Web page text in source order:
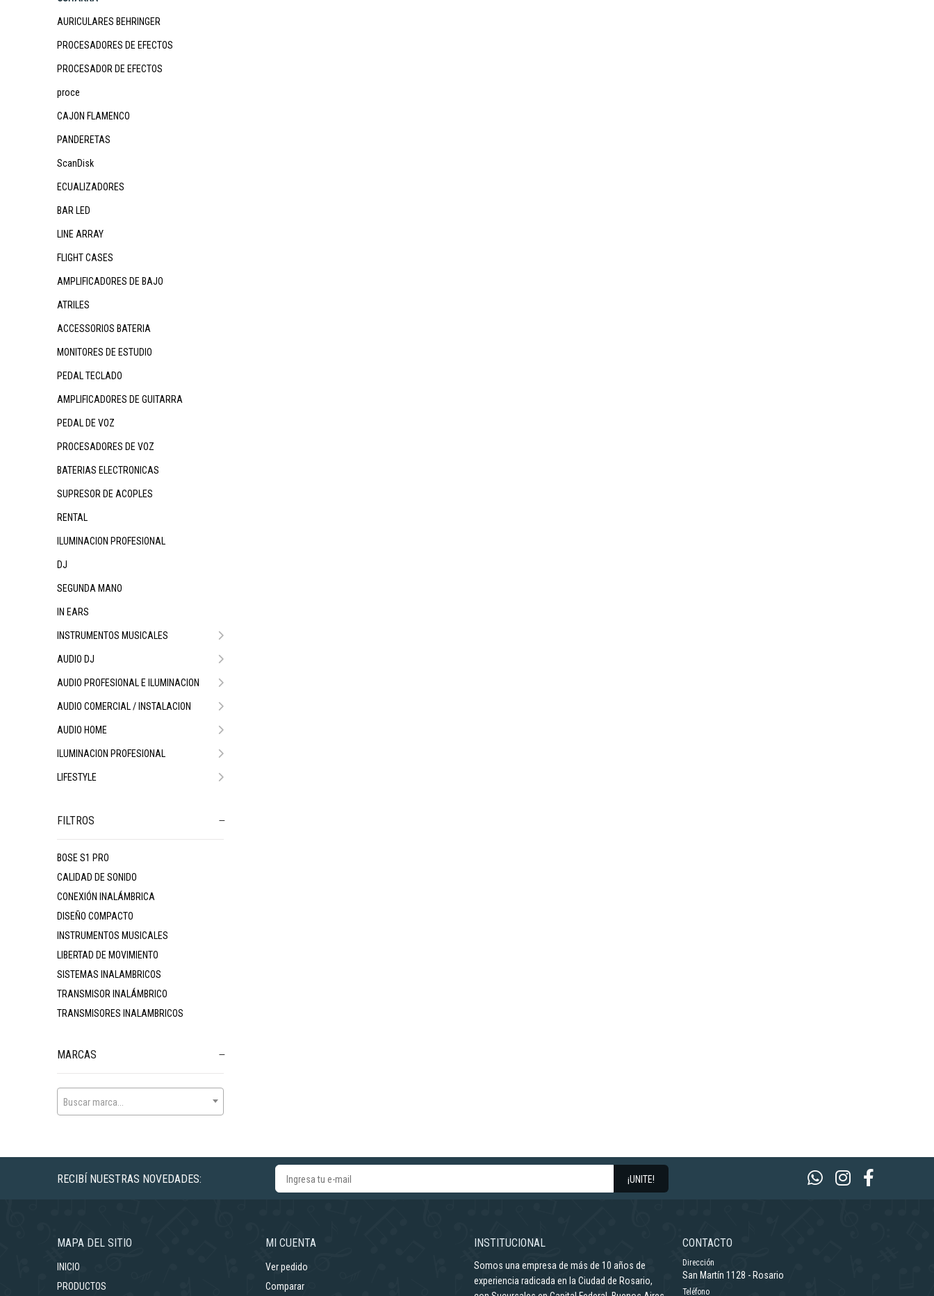
AURICULARES BEHRINGER
PROCESADORES DE EFECTOS
PROCESADOR DE EFECTOS
proce
CAJON FLAMENCO
PANDERETAS
ScanDisk
ECUALIZADORES
BAR LED
LINE ARRAY
FLIGHT CASES
AMPLIFICADORES DE BAJO
ATRILES
ACCESSORIOS BATERIA
MONITORES DE ESTUDIO
PEDAL TECLADO
AMPLIFICADORES DE GUITARRA
PEDAL DE VOZ
PROCESADORES DE VOZ
BATERIAS ELECTRONICAS
SUPRESOR DE ACOPLES
RENTAL
ILUMINACION PROFESIONAL
DJ
SEGUNDA MANO
IN EARS
INSTRUMENTOS MUSICALES
AUDIO DJ
AUDIO PROFESIONAL E ILUMINACION
AUDIO COMERCIAL / INSTALACION
AUDIO HOME
ILUMINACION PROFESIONAL
LIFESTYLE
FILTROS
BOSE S1 PRO
CALIDAD DE SONIDO
CONEXIÓN INALÁMBRICA
DISEÑO COMPACTO
INSTRUMENTOS MUSICALES
LIBERTAD DE MOVIMIENTO
SISTEMAS INALAMBRICOS
TRANSMISOR INALÁMBRICO
TRANSMISORES INALAMBRICOS
MARCAS
Buscar marca...
RECIBÍ NUESTRAS NOVEDADES: ¡UNITE!
MAPA DEL SITIO
INICIO
PRODUCTOS
MI CUENTA
Ver pedido
Comparar
INSTITUCIONAL
Somos una empresa de más de 10 años de
experiencia radicada en la Ciudad de Rosario,
CONTACTO
Dirección
San Martín 1128 - Rosario
Teléfono